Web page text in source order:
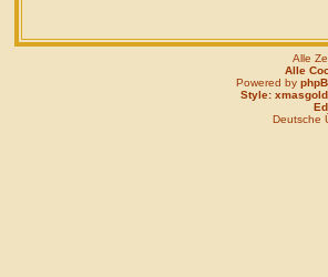
Alle
Alle
Powered by
Style: xmasgold
Deutsche